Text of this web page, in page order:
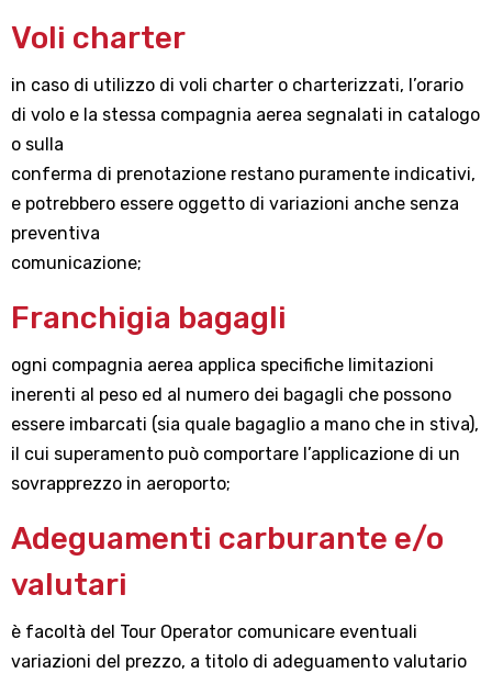
Voli charter
in caso di utilizzo di voli charter o charterizzati, l’orario
di volo e la stessa compagnia aerea segnalati in catalogo
o sulla
conferma di prenotazione restano puramente indicativi,
e potrebbero essere oggetto di variazioni anche senza
preventiva
comunicazione;
Franchigia bagagli
ogni compagnia aerea applica specifiche limitazioni
inerenti al peso ed al numero dei bagagli che possono
essere imbarcati (sia quale bagaglio a mano che in stiva),
il cui superamento può comportare l’applicazione di un
sovrapprezzo in aeroporto;
Adeguamenti carburante e/o
valutari
è facoltà del Tour Operator comunicare eventuali
variazioni del prezzo, a titolo di adeguamento valutario